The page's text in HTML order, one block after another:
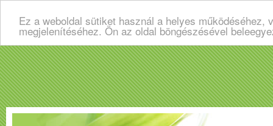
Ez a weboldal sütiket használ a helyes
megjelenítéséhez. Ön az oldal böngészésével